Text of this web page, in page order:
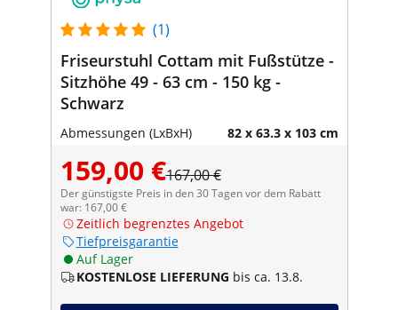
(1)
Friseurstuhl Cottam mit Fußstütze -
Sitzhöhe 49 - 63 cm - 150 kg -
Schwarz
Abmessungen (LxBxH) 82 x 63.3 x 103 cm
159,00 €167,00 €
Der günstigste Preis in den 30 Tagen vor dem Rabatt
war: 167,00 €
Zeitlich begrenztes Angebot
Tiefpreisgarantie
Auf Lager
KOSTENLOSE LIEFERUNG bis ca. 13.8.